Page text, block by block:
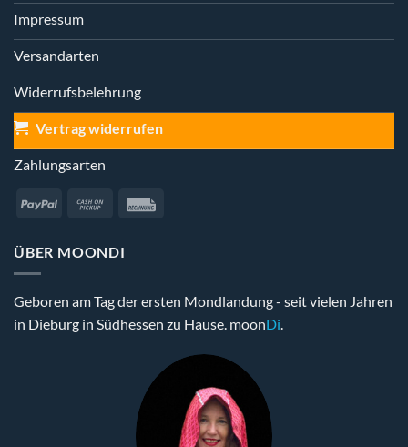
Impressum
Versandarten
Widerrufsbelehrung
Vertrag widerrufen
Zahlungsarten
PayPal
Cash
Pickup
ÜBER MOONDI
Geboren am Tag der ersten Mondlandung - seit vielen Jahren
in Dieburg in Südhessen zu Hause. moonDi.